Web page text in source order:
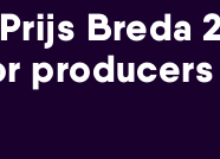
Breda
producers